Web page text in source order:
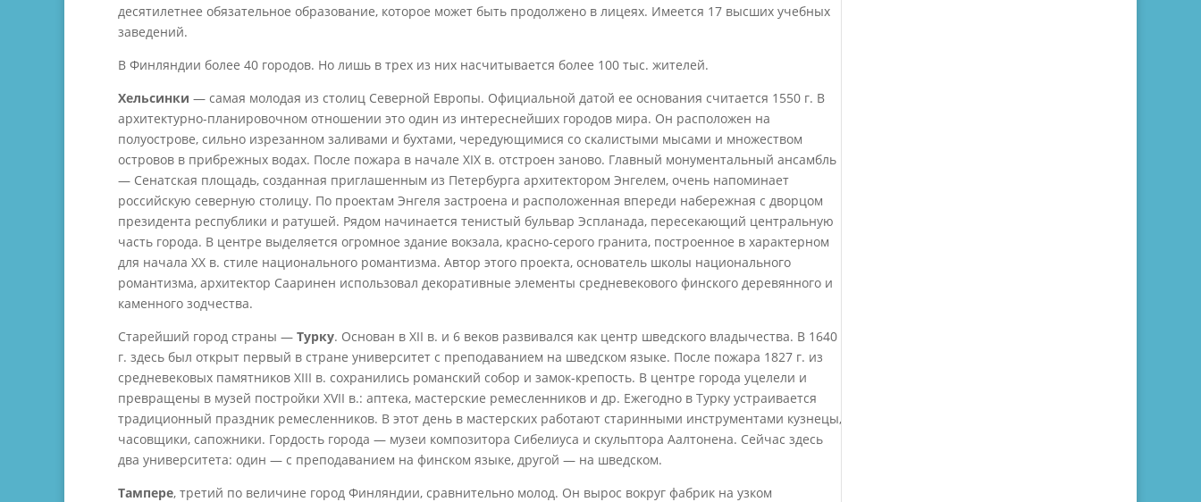
десятилетнее обязательное образование, которое может быть продолжено в лицеях. Имеется 17 высших учебных
заведений.
В Финляндии более 40 городов. Но лишь в трех из них насчитывается более 100 тыс. жителей.
Хельсинки — самая молодая из столиц Северной Европы. Официальной датой ее основания считается 1550 г. В
архитектурно-планировочном отношении это один из интереснейших городов мира. Он расположен на
полуострове, сильно изрезанном заливами и бухтами, чередующимися со скалистыми мысами и множеством
островов в прибрежных водах. После пожара в начале XIX в. отстроен заново. Главный монументальный ансамбль
— Сенатская площадь, созданная приглашенным из Петербурга архитектором Энгелем, очень напоминает
российскую северную столицу. По проектам Энгеля застроена и расположенная впереди набережная с дворцом
президента республики и ратушей. Рядом начинается тенистый бульвар Эспланада, пересекающий центральную
часть города. В центре выделяется огромное здание вокзала, красно-серого гранита, построенное в характерном
для начала XX в. стиле национального романтизма. Автор этого проекта, основатель школы национального
романтизма, архитектор Сааринен использовал декоративные элементы средневекового финского деревянного и
каменного зодчества.
Старейший город страны — Турку. Основан в XII в. и 6 веков развивался как центр шведского владычества. В 1640
г. здесь был открыт первый в стране университет с преподаванием на шведском языке. После пожара 1827 г. из
средневековых памятников XIII в. сохранились романский собор и замок-крепость. В центре города уцелели и
превращены в музей постройки XVII в.: аптека, мастерские ремесленников и др. Ежегодно в Турку устраивается
традиционный праздник ремесленников. В этот день в мастерских работают старинными инструментами кузнецы,
часовщики, сапожники. Гордость города — музеи композитора Сибелиуса и скульптора Аалтонена. Сейчас здесь
два университета: один — с преподаванием на финском языке, другой — на шведском.
Тампере, третий по величине город Финляндии, сравнительно молод. Он вырос вокруг фабрик на узком